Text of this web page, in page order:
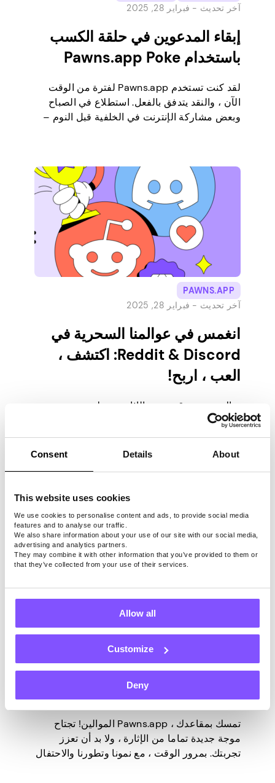
Consent Details About
This website uses cookies
We use cookies to personalise content and ads, to provide social media
features and to analyse our traffic.
We also share information about your use of our site with our social media,
advertising and analytics partners.
They may combine it with other information that you’ve provided to them or
that they’ve collected from your use of their services.
Allow all
Customize
Deny
آخر تحديث - فبراير 28, 2025
إبقاء المدعوين في حلقة الكسب
باستخدام Pawns.app Poke
لقد كنت تستخدم Pawns.app لفترة من الوقت
الآن ، والنقد يتدفق بالفعل. استطلاع في الصباح
وبعض مشاركة الإنترنت في الخلفية قبل النوم –
المدعوون قصارى جهدهم لتكديسها لأنفسهم
وللك؟ البعض بالتأكيد ، […]
PAWNS.APP
آخر تحديث - فبراير 28, 2025
انغمس في عوالمنا السحرية في
Reddit & Discord: اكتشف ،
العب ، اربح!
هناك همهمة رقمية من الإثارة تحيط بمجتمع
المستمر. بينما تستمر Bonanza في تضخيم أرباح
المستخدمين ، فإن قنواتنا المجتمعية على Reddit
الخلاف: حيث تلتقي المشاعر بالمكافآت
تذكرتك الذهبية إلى أرباح أكبر هنا
– اكتشف علامة التبويب “اربح
تمسك بمقاعدك ، Pawns.app الموالين! تجتاح
موجة جديدة تماما من الإثارة ، ولا بد أن تعزز
تجربتك. بمرور الوقت ، مع نمونا وتطورنا والاحتفال